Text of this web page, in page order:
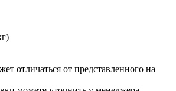
отличаться от представленного на